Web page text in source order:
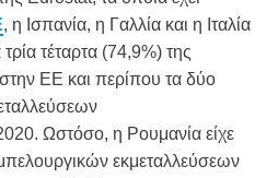
, η Ισπανία, η Γαλλία και η Ιταλία
τέταρτα (74,9%) της
ΕΕ και περίπου τα δύο
Ωστόσο, η Ρουμανία είχε
εκμεταλλεύσεων